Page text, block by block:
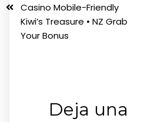
Casino Mobile-Friendly
Kiwi’s Treasure • NZ Grab
Your Bonus
Deja una